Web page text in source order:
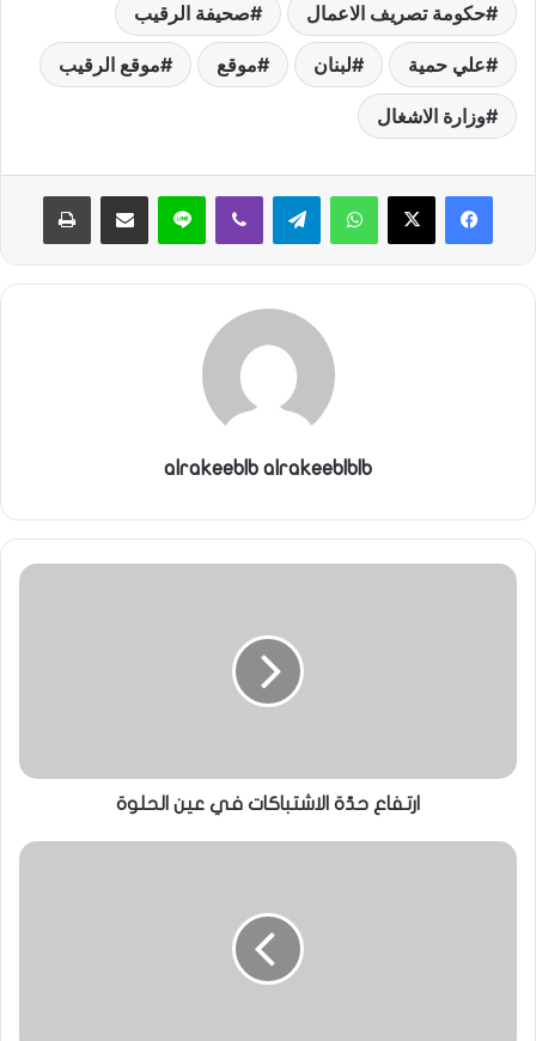
حكومة تصريف الاعمال صحيفة الرقيب
علي حمية لبنان موقع موقع الرقيب
وزارة الاشغال
واتساب لاين
alrakeeblb alrakeeblblb
ارتفاع حدّة الاشتباكات في عين الحلوة